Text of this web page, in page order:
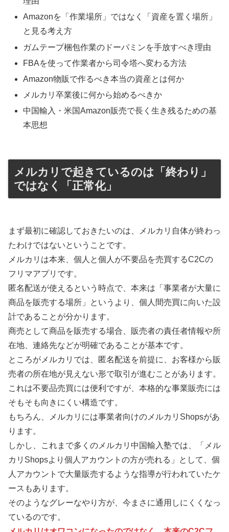
Amazonを「作業場所」ではなく「資産を置く場所」
と見る考え方
ガムテープ梱包作業のドーパミンを手放すべき理由
FBAを使って作業者から司令塔へ変わる方法
Amazon物販で作るべき本当の資産とは何か
メルカリ卒業後に何から始めるべきか
中国輸入・米国Amazon販売で長く生き残るための基
本思想
メルカリで起きているのは「終わり」
ではなく「正常化」
まず最初に確認しておきたいのは、メルカリ自体が終わっ
たわけではないということです。
メルカリは本来、個人と個人が不要品を売買するC2Cの
フリマアプリです。
匿名配送が使えるという時点で、本来は「事業者が大量に
商品を販売する場所」というより、個人間売買に向いた設
計であることが分かります。
商売として商品を販売する場合、販売者の責任者情報や所
在地、連絡先などが明確であることが基本です。
ところがメルカリでは、匿名配送を前提に、お客様から販
売者の所在地が見えない形で取引が進むことがあります。
これは不要品売買には便利ですが、本格的な事業販売には
そもそも向きにくい構造です。
もちろん、メルカリには事業者向けのメルカリShopsがあ
ります。
しかし、これまで多くのメルカリ中国輸入塾では、「メル
カリShopsより個人アカウントの方が売れる」として、個
人アカウントで大量販売するような指導が行われていたケ
ースもあります。
そのようなグレーなやり方が、今まさに通用しにくくなっ
ているのです。